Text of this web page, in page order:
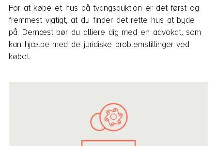
For at købe et hus på tvangsauktion er det først og
fremmest vigtigt, at du finder det rette hus at byde
på. Dernæst bør du alliere dig med en advokat, som
kan hjælpe med de juridiske problemstillinger ved
købet.